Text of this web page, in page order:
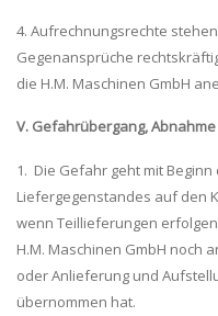
4. Aufrechnungsrechte
Gegenansprüche
die H.M. Maschinen GmbH
V. Gefahrübergang, Abnahme
1. Die Gefahr geht mit
Liefergegenstandes auf den
wenn Teillieferungen
H.M. Maschinen GmbH noch
oder Anlieferung und
übernommen hat.